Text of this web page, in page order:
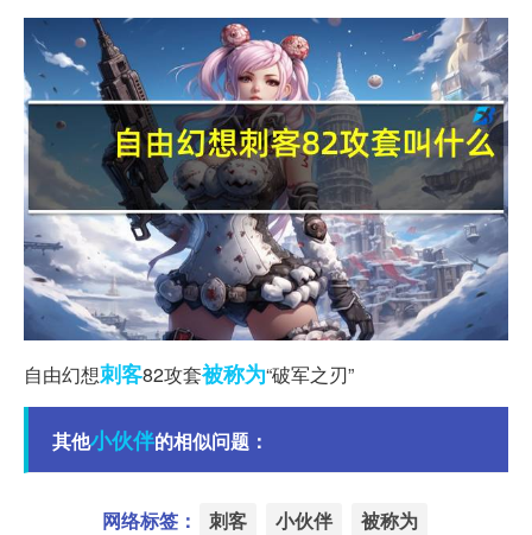
自由幻想刺客82攻套被称为“破军之刃”
其他小伙伴的相似问题：
网络标签： 刺客 小伙伴 被称为